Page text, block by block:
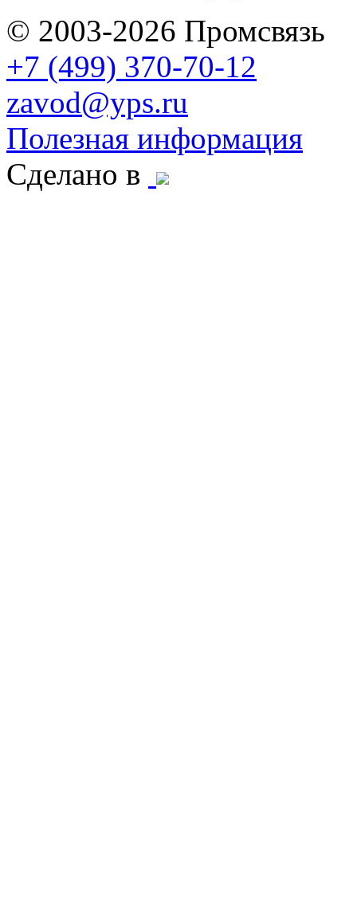
© 2003-2026 Промсвязь
+7 (499) 370-70-12
zavod@yps.ru
Полезная информация
Сделано в